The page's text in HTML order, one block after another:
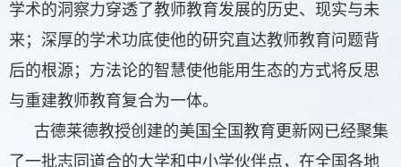
学术的洞察力穿透了教师教育发展的历史、现实与未
来；深厚的学术功底使他的研究直达教师教育问题背
后的根源；方法论的智慧使他能用生态的方式将反思
与重建教师教育复合为一体。
古德莱德教授创建的美国全国教育更新网已经聚集
了一批志同道合的大学和中小学伙伴点，在全国各地